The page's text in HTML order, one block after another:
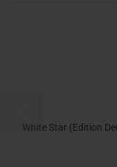
White Star (Edition